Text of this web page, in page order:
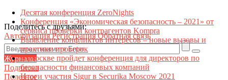
Поделитесь с друзьями:
АвторизацияРегистрацияОбратная связь
Журналы
Подписка
Полезное
Десятая конференция ZeroNights
Конференция «Экономическая безопасность – 2021» от
сервиса проверки контрагентов Kompra
Выявление конфликтов интересов – новые вызовы и
практики проверок
В Москве пройдет конференция для директоров по
безопасности финансовых компаний
Итоги участия Sigur в Securika Moscow 2021